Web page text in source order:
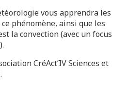
vous apprendra les
phénomène, ainsi que les
la convection (avec un focus
CréAct’IV Sciences et